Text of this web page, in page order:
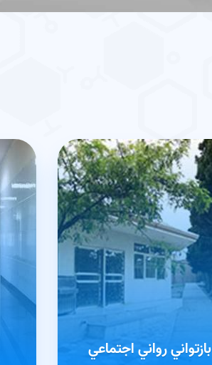
بازتواني رواني اجتماعي